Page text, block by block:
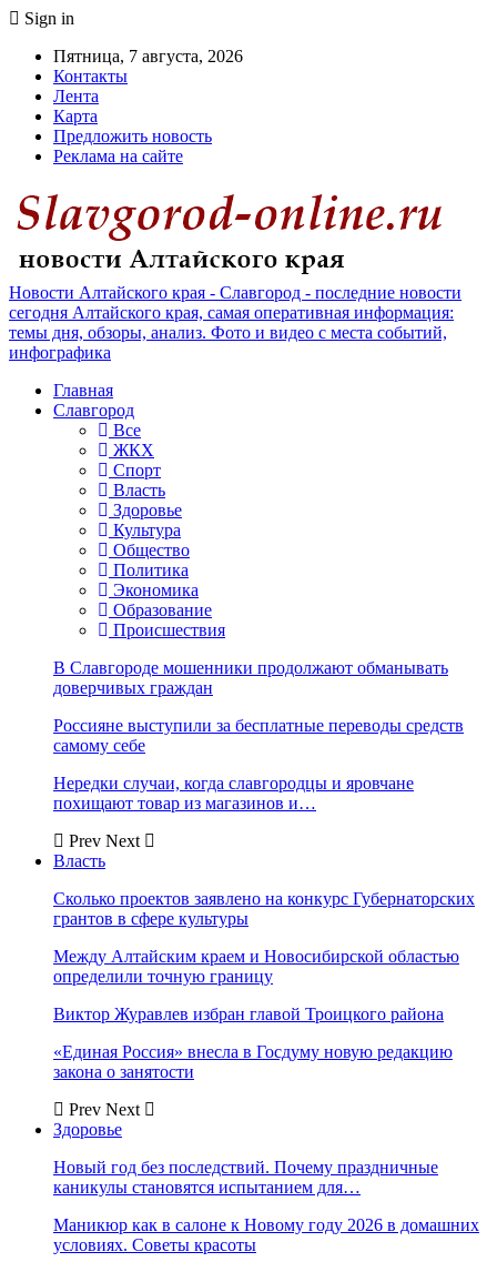
Sign in
Пятница, 7 августа, 2026
Контакты
Лента
Карта
Предложить новость
Реклама на сайте
Новости Алтайского края - Славгород - последние новости
сегодня Алтайского края, самая оперативная информация:
темы дня, обзоры, анализ. Фото и видео с места событий,
инфографика
Главная
Славгород
Все
ЖКХ
Спорт
Власть
Здоровье
Культура
Общество
Политика
Экономика
Образование
Происшествия
В Славгороде мошенники продолжают обманывать
доверчивых граждан
Россияне выступили за бесплатные переводы средств
самому себе
Нередки случаи, когда славгородцы и яровчане
похищают товар из магазинов и…
Prev Next
Власть
Сколько проектов заявлено на конкурс Губернаторских
грантов в сфере культуры
Между Алтайским краем и Новосибирской областью
определили точную границу
Виктор Журавлев избран главой Троицкого района
«Единая Россия» внесла в Госдуму новую редакцию
закона о занятости
Prev Next
Здоровье
Новый год без последствий. Почему праздничные
каникулы становятся испытанием для…
Маникюр как в салоне к Новому году 2026 в домашних
условиях. Советы красоты